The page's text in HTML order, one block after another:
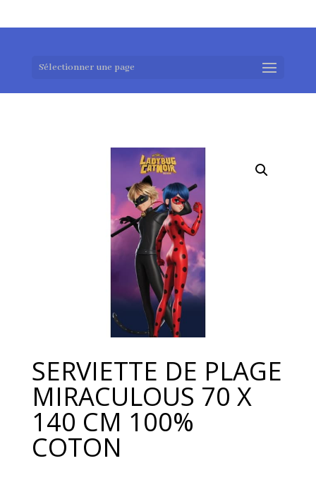
Sélectionner une page
SERVIETTE DE PLAGE
MIRACULOUS 70 X
140 CM 100%
COTON